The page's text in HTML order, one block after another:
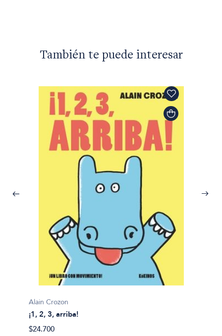
También te puede interesar
Alain Crozon
¡1, 2, 3, arriba!
$24.700